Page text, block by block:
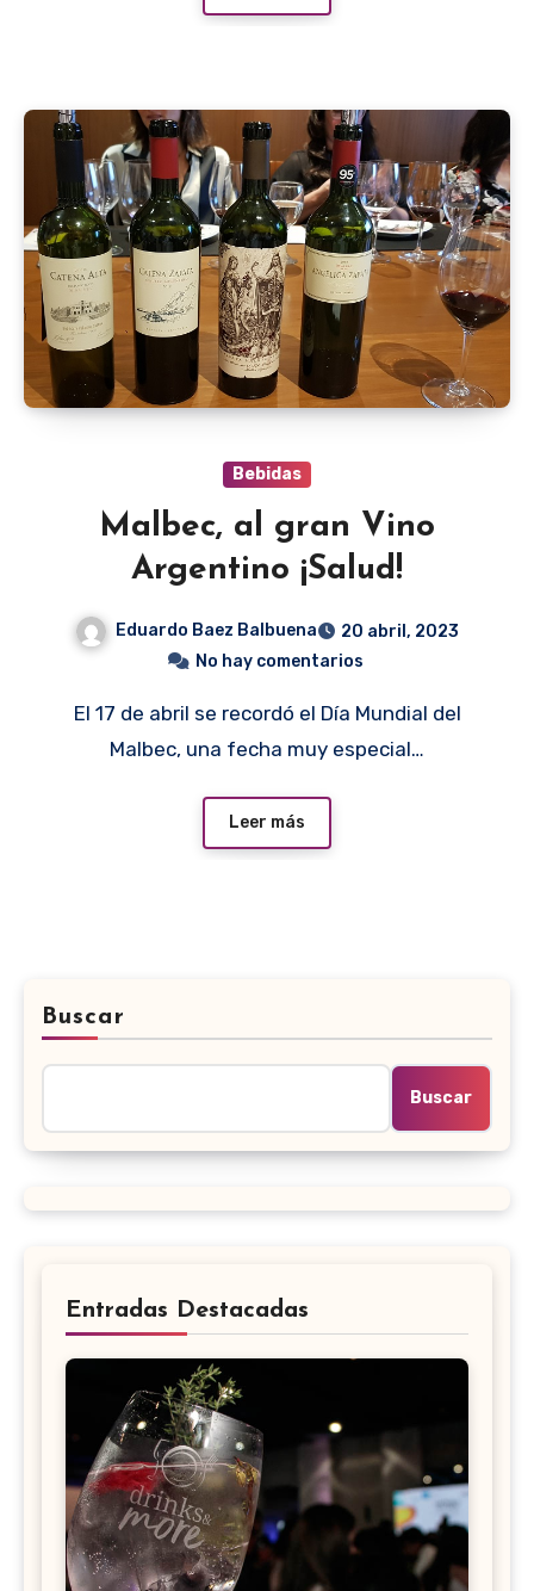
Bebidas
Malbec, al gran Vino
Argentino ¡Salud!
Eduardo Baez Balbuena
20 abril, 2023
No hay comentarios
El 17 de abril se recordó el Día Mundial del
Malbec, una fecha muy especial…
Leer más
Buscar
Buscar
Entradas Destacadas